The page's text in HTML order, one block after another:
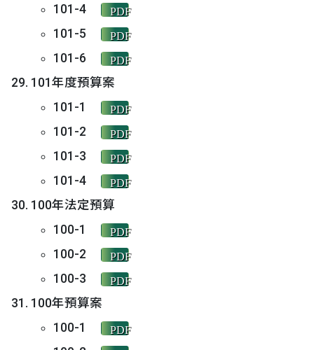
101-4 PDF
101-5 PDF
101-6 PDF
101年度預算案
101-1
PDF
101-2 PDF
101-3 PDF
101-4 PDF
100年法定預算
100-1
PDF
100-2 PDF
100-3 PDF
100年預算案
100-1
PDF